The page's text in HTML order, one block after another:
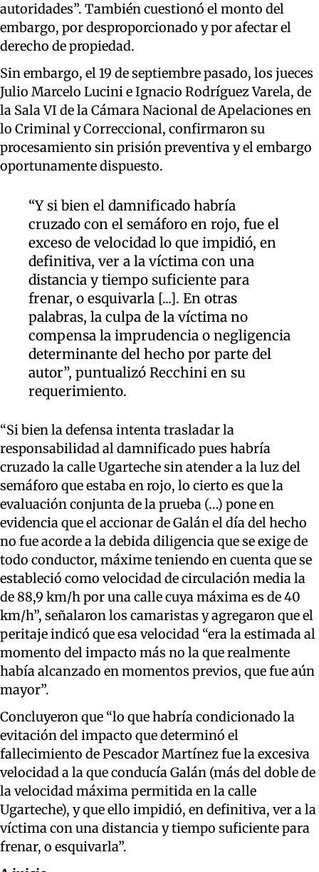
autoridades”. También cuestionó el monto del
embargo, por desproporcionado y por afectar el
derecho de propiedad.
Sin embargo, el 19 de septiembre pasado, los jueces
Julio Marcelo Lucini e Ignacio Rodríguez Varela, de
la Sala VI de la Cámara Nacional de Apelaciones en
lo Criminal y Correccional, confirmaron su
procesamiento sin prisión preventiva y el embargo
oportunamente dispuesto.
“Y si bien el damnificado habría
cruzado con el semáforo en rojo, fue el
exceso de velocidad lo que impidió, en
definitiva, ver a la víctima con una
distancia y tiempo suficiente para
frenar, o esquivarla [...]. En otras
palabras, la culpa de la víctima no
compensa la imprudencia o negligencia
determinante del hecho por parte del
autor”, puntualizó Recchini en su
requerimiento.
“Si bien la defensa intenta trasladar la
responsabilidad al damnificado pues habría
cruzado la calle Ugarteche sin atender a la luz del
semáforo que estaba en rojo, lo cierto es que la
evaluación conjunta de la prueba (…) pone en
evidencia que el accionar de Galán el día del hecho
no fue acorde a la debida diligencia que se exige de
todo conductor, máxime teniendo en cuenta que se
estableció como velocidad de circulación media la
de 88,9 km/h por una calle cuya máxima es de 40
km/h”, señalaron los camaristas y agregaron que el
peritaje indicó que esa velocidad “era la estimada al
momento del impacto más no la que realmente
había alcanzado en momentos previos, que fue aún
mayor”.
Concluyeron que “lo que habría condicionado la
evitación del impacto que determinó el
fallecimiento de Pescador Martínez fue la excesiva
velocidad a la que conducía Galán (más del doble de
la velocidad máxima permitida en la calle
Ugarteche), y que ello impidió, en definitiva, ver a la
víctima con una distancia y tiempo suficiente para
frenar, o esquivarla”.